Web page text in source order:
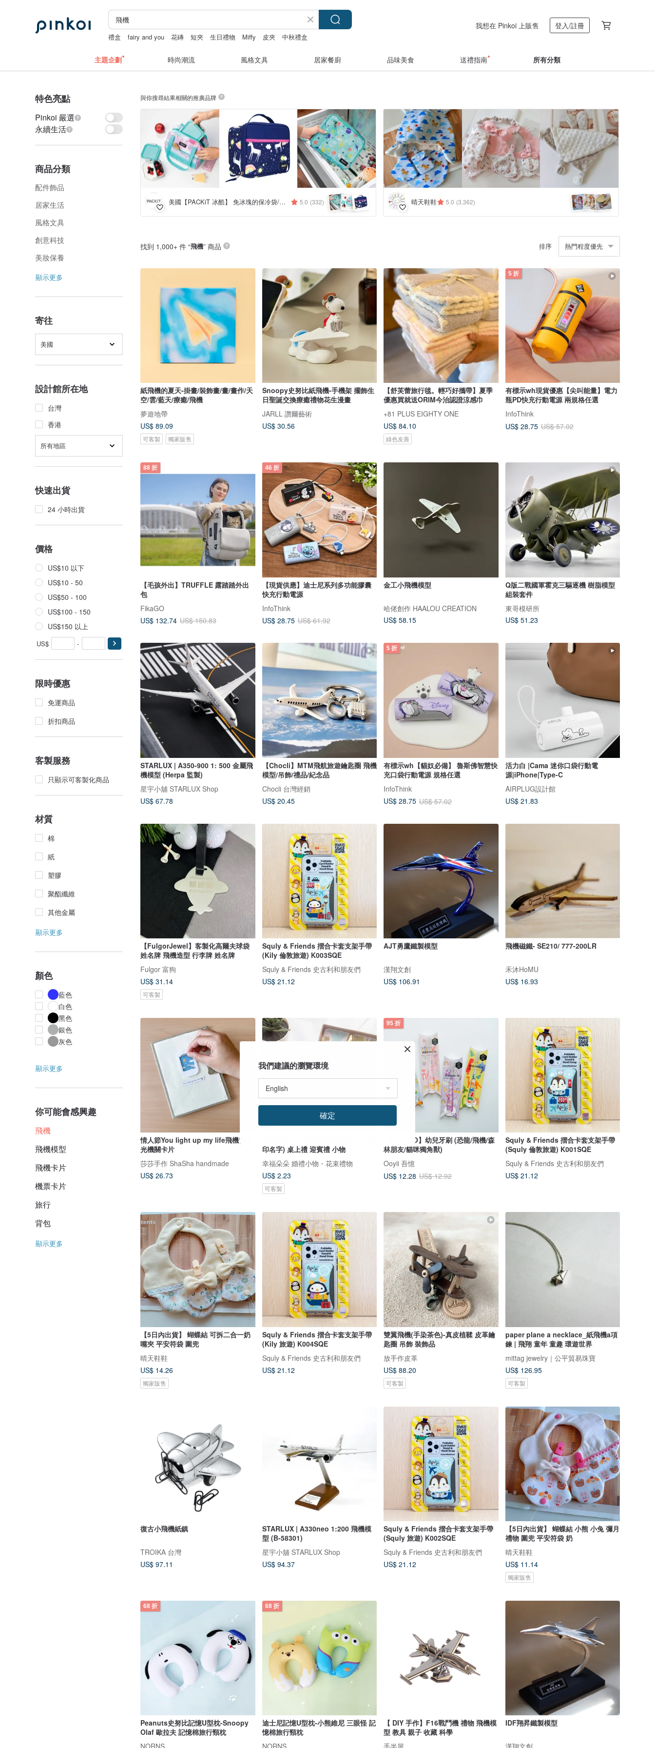
禮盒 fairy and you 花磚 短夾 生日禮物 Miffy 皮夾 中秋禮盒
我想在 Pinkoi 上販售 登入/註冊
主題企劃 時尚潮流 風格文具 居家餐廚 品味美食 送禮指南 所有分類
特色亮點
Pinkoi 嚴選
永續生活
商品分類
配件飾品
居家生活
風格文具
創意科技
美妝保養
顯示更多
寄往
美國
設計館所在地
台灣
香港
所有地區
快速出貨
24 小時出貨
價格
US$10 以下
US$10 - 50
US$50 - 100
US$100 - 150
US$150 以上
US$ -
限時優惠
免運商品
折扣商品
客製服務
只顯示可客製化商品
材質
棉
紙
塑膠
聚酯纖維
其他金屬
顯示更多
顏色
藍色
白色
黑色
銀色
灰色
顯示更多
你可能會感興趣
飛機
飛機模型
飛機卡片
機票卡片
旅行
背包
顯示更多
與你搜尋結果相關的推廣品牌
美國【PACKiT 冰酷】 免冰塊的保冷袋/母奶袋 5.0 (332) 晴天鞋鞋 5.0 (3,362)
找到 1,000+ 件 “飛機” 商品 排序 熱門程度優先
紙飛機的夏天-掛畫/裝飾畫/畫/畫作/天
空/雲/藍天/療癒/飛機
夢遊地帶
US$ 89.09
可客製 獨家販售
Snoopy史努比紙飛機-手機架 擺飾生
日聖誕交換療癒禮物花生漫畫
JARLL 讚爾藝術
US$ 30.56
【舒芙蕾旅行毯。輕巧好攜帶】夏季
優惠買就送ORIM今治認證涼感巾
+81 PLUS EIGHTY ONE
US$ 84.10
綠色友善
5 折
有標示wh現貨優惠【尖叫能量】電力
瓶PD快充行動電源 兩規格任選
InfoThink
US$ 28.75 US$ 57.02
88 折
【毛孩外出】TRUFFLE 露踏踏外出
包
FikaGO
US$ 132.74 US$ 150.83
46 折
【現貨供應】迪士尼系列多功能膠囊
快充行動電源
InfoThink
US$ 28.75 US$ 61.92
金工小飛機模型
哈佬創作 HAALOU CREATION
US$ 58.15
Q版二戰國軍霍克三驅逐機 樹脂模型
組裝套件
東哥模研所
US$ 51.23
STARLUX | A350-900 1: 500 金屬飛
機模型 (Herpa 監製)
星宇小舖 STARLUX Shop
US$ 67.78
【Chocli】MTM飛航旅遊鑰匙圈 飛機
模型/吊飾/禮品/紀念品
Chocli 台灣經銷
US$ 20.45
5 折
有標示wh【貓奴必備】 魯斯佛智慧快
充口袋行動電源 規格任選
InfoThink
US$ 28.75 US$ 57.02
活力白 |Cama 迷你口袋行動電
源|iPhone|Type-C
AIRPLUG設計館
US$ 21.83
【FulgorJewel】客製化高爾夫球袋
姓名牌 飛機造型 行李牌 姓名牌
Fulgor 富狗
US$ 31.14
可客製
Squly & Friends 摺合卡套支架手帶
(Kily 倫敦旅遊) K003SQE
Squly & Friends 史古利和朋友們
US$ 21.12
AJT勇鷹鐵製模型
漢翔文創
US$ 106.91
飛機磁鐵- SE210/ 777-200LR
禾沐HoMU
US$ 16.93
情人節You light up my life飛機窗發
光機關卡片
莎莎手作 ShaSha handmade
US$ 26.73
印名字) 桌上禮 迎賓禮 小物
幸福朵朵 婚禮小物・花束禮物
US$ 2.23
可客製
95 折
【HAMICO】幼兒牙刷 (恐龍/飛機/森
林朋友/貓咪獨角獸)
Ooyii 吾憶
US$ 12.28 US$ 12.92
Squly & Friends 摺合卡套支架手帶
(Squly 倫敦旅遊) K001SQE
Squly & Friends 史古利和朋友們
US$ 21.12
【5日內出貨】 蝴蝶結 可拆二合一奶
嘴夾 平安符袋 圍兜
晴天鞋鞋
US$ 14.26
獨家販售
Squly & Friends 摺合卡套支架手帶
(Kily 旅遊) K004SQE
Squly & Friends 史古利和朋友們
US$ 21.12
雙翼飛機(手染茶色)-真皮植鞣 皮革鑰
匙圈 吊飾 裝飾品
放手作皮革
US$ 88.20
可客製
paper plane a necklace_紙飛機a項
鍊 | 飛翔 童年 童趣 環遊世界
mittag jewelry｜公平貿易珠寶
US$ 126.95
可客製
復古小飛機紙鎮
TROIKA 台灣
US$ 97.11
STARLUX | A330neo 1:200 飛機模
型 (B-58301)
星宇小舖 STARLUX Shop
US$ 94.37
Squly & Friends 摺合卡套支架手帶
(Squly 旅遊) K002SQE
Squly & Friends 史古利和朋友們
US$ 21.12
【5日內出貨】 蝴蝶結 小熊 小兔 彌月
禮物 圍兜 平安符袋 奶
晴天鞋鞋
US$ 11.14
獨家販售
68 折
Peanuts史努比記憶U型枕-Snoopy
Olaf 歐拉夫 記憶棉旅行頸枕
68 折
迪士尼記憶U型枕-小熊維尼 三眼怪 記
憶棉旅行頸枕
【 DIY 手作】F16戰鬥機 禮物 飛機模
型 教具 親子 收藏 科學
IDF翔昇鐵製模型
我們建議的瀏覽環境
確定